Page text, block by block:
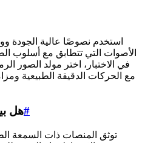
استخدم نصوصًا عالية الجودة
الأصوات التي تتطابق مع أسلوب
في الاختبار، اختر مولد الصور
مع الحركات الدقيقة الطبيعية
هل#
توثق المنصات ذات السمعة